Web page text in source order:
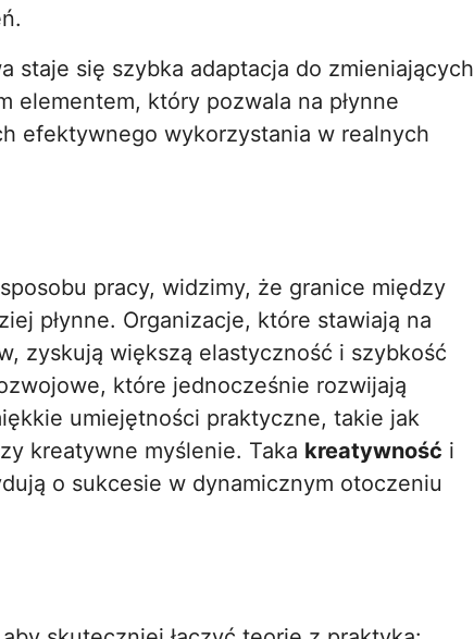
staje się szybka adaptacja do zmieniających
elementem, który pozwala na płynne
efektywnego wykorzystania w realnych
pracy, widzimy, że granice między
płynne. Organizacje, które stawiają na
zyskują większą elastyczność i szybkość
które jednocześnie rozwijają
umiejętności praktyczne, takie jak
kreatywne myślenie. Taka kreatywność i
o sukcesie w dynamicznym otoczeniu